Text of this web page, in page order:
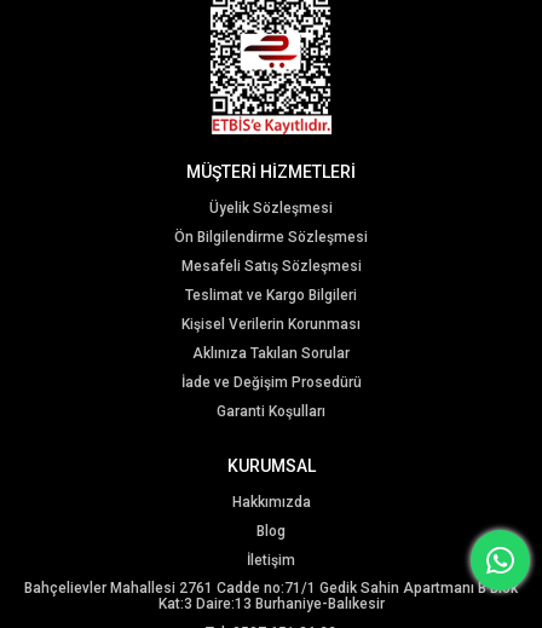
MÜŞTERİ HİZMETLERİ
Üyelik Sözleşmesi
Ön Bilgilendirme Sözleşmesi
Mesafeli Satış Sözleşmesi
Teslimat ve Kargo Bilgileri
Kişisel Verilerin Korunması
Aklınıza Takılan Sorular
İade ve Değişim Prosedürü
Garanti Koşulları
KURUMSAL
Hakkımızda
Blog
İletişim
Bahçelievler Mahallesi 2761 Cadde no:71/1 Gedik Sahin Apartmanı B Blok
Kat:3 Daire:13 Burhaniye-Balıkesir